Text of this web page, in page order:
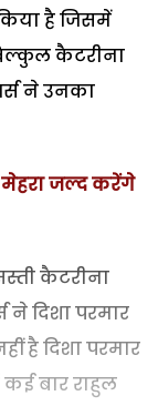
है जिसमें
कैटरीना
ने उनका
मेहरा जल्द करेंगे
कैटरीना
ने दिशा परमार
है दिशा परमार
कई बार राहुल